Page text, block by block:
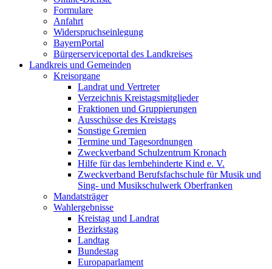
Formulare
Anfahrt
Widerspruchseinlegung
BayernPortal
Bürgerserviceportal des Landkreises
Landkreis und Gemeinden
Kreisorgane
Landrat und Vertreter
Verzeichnis Kreistagsmitglieder
Fraktionen und Gruppierungen
Ausschüsse des Kreistags
Sonstige Gremien
Termine und Tagesordnungen
Zweckverband Schulzentrum Kronach
Hilfe für das lernbehinderte Kind e. V.
Zweckverband Berufsfachschule für Musik und
Sing- und Musikschulwerk Oberfranken
Mandatsträger
Wahlergebnisse
Kreistag und Landrat
Bezirkstag
Landtag
Bundestag
Europaparlament